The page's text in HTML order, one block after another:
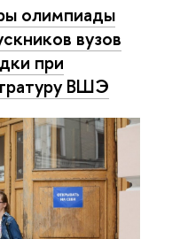
олимпиады
вузов
при
ВШЭ